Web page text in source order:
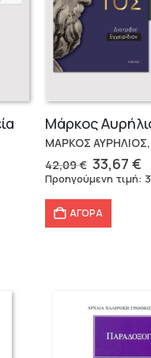
ΜΑΡΚΟΣ
42,09€ Original
price
42,09 €.
33,67 €Η
Προηγούμενη τιμή:
ΑΓΟΡΑ